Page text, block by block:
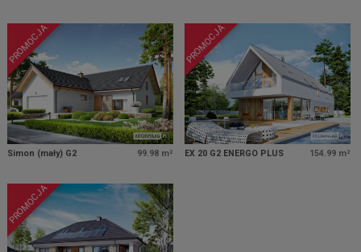
PROMOCJA
Simon (mały) G2 99.98 m²
PROMOCJA
EX 20 G2 ENERGO PLUS 154.99 m²
PROMOCJA